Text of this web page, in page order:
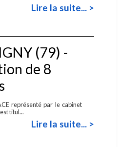
Lire la suite... >
(79) -
de 8
représenté par le cabinet
titul...
Lire la suite... >